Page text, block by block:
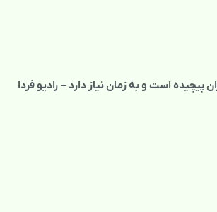
پیچیده است و به زمان نیاز دارد – رادیو فردا